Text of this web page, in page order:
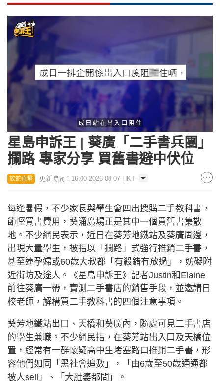
Unmute
:
17.21%
星島申訴王 | 葵廣「二手書兵團」
攔路 專家分享 買舊書避中伏位
放蛇直擊 更新時間：16:00 2026-08-07 HKT
每逢暑假，不少家長與學生會四出搜購二手教科書，
節慳買書費用，葵涌廣場正是其中一個買舊書集散
地。不少網民表示，近日在葵芳地鐵站及葵廣周邊，
出現大量學生，被指以「攔路」式強行推銷二手書，
甚至連孕婦或60歲大叔都「有殺錯冇放過」，妨礙附
近街坊及途人。《星島申訴王》記者Justin和Elaine
前往葵廣一帶，實測二手書店的銷售手段，並邀請日
校老師，解構買二手教科書的四個注意事項。
葵芳地鐵站出口、天橋和葵廣內，隨處可見二手書店
的學生兼職。不少網民指，在葵芳站出入口及天橋位
置，經常有一群懷疑高中生堵塞路口推銷二手書，形
容他們如同「黑社會追數」，「由6歲至50歲通通都
被人sell」、「大肚婆都問」。